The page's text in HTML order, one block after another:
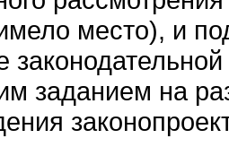
место), и
заданием на